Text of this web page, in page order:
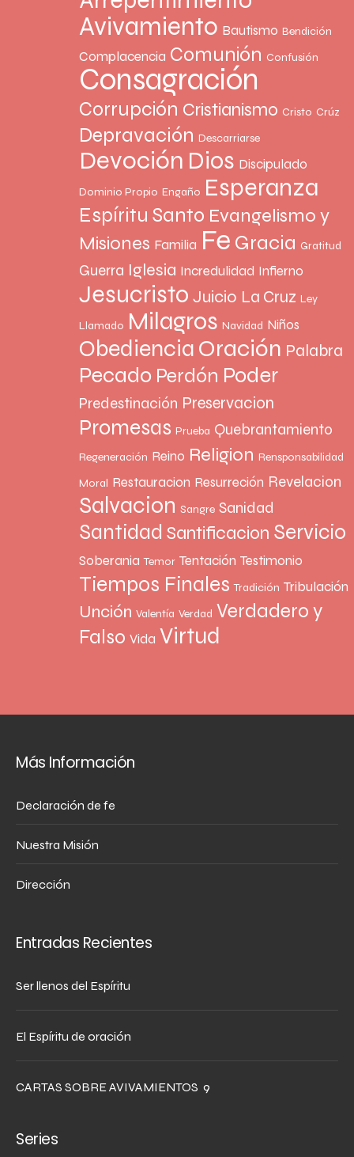
Avivamiento Bautismo Bendición
Complacencia Comunión Confusión
Consagración
Corrupción Cristianismo Cristo Crúz
Depravación Descarriarse
Devoción Dios Discipulado
Dominio Propio Engaño Esperanza
Espíritu Santo Evangelismo y
Misiones Familia Fe Gracia Gratitud
Guerra Iglesia Incredulidad Infierno
Jesucristo Juicio La Cruz Ley
Llamado Milagros Navidad Niños
Obediencia Oración Palabra
Pecado Perdón Poder
Predestinación Preservacion
Promesas Prueba Quebrantamiento
Regeneración Reino Religion Rensponsabilidad
Moral Restauracion Resurreción Revelacion
Salvacion Sangre Sanidad
Santidad Santificacion Servicio
Soberania Temor Tentación Testimonio
Tiempos Finales Tradición Tribulación
Unción Valentía Verdad Verdadero y
Falso Vida Virtud
Más Información
Declaración de fe
Nuestra Misión
Dirección
Entradas Recientes
Ser llenos del Espíritu
El Espíritu de oración
CARTAS SOBRE AVIVAMIENTOS 9
Series